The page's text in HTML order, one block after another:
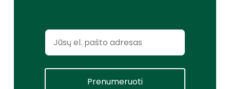
Prenumeruoti